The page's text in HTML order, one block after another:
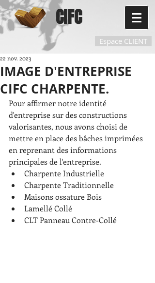
CIFC
Espace CLIENT
IMAGE D'ENTREPRISE
CIFC CHARPENTE.
22 nov. 2023
Pour affirmer notre identité
d'entreprise sur des constructions
valorisantes, nous avons choisi de
mettre en place des bâches imprimées
en reprenant des informations
principales de l'entreprise.
Charpente Industrielle
Charpente Traditionnelle
Maisons ossature Bois
Lamellé Collé
CLT Panneau Contre-Collé